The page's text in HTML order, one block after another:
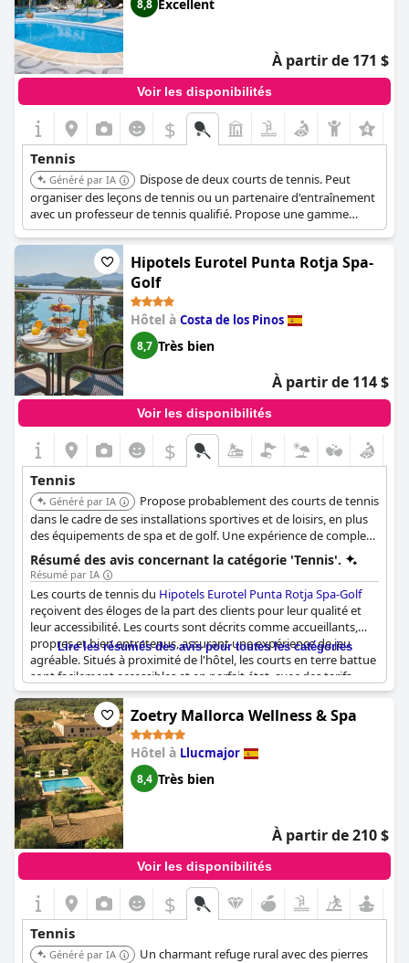
8,8 Excellent
À partir de 171 $
Voir les disponibilités
$
Tennis
Généré par IA
Dispose de deux courts de tennis. Peut
organiser des leçons de tennis ou un partenaire d'entraînement
avec un professeur de tennis qualifié. Propose une gamme
d'activités sportives et de loisirs, y compris le cyclisme, la
randonnée et les excursions en bateau.
Hipotels Eurotel Punta Rotja Spa-
Golf
Hôtel à Costa de los Pinos
8,7 Très bien
À partir de 114 $
Voir les disponibilités
$
Tennis
Généré par IA
Propose probablement des courts de tennis
dans le cadre de ses installations sportives et de loisirs, en plus
des équipements de spa et de golf. Une expérience de complexe
hôtelier complète avec des opportunités de détente et d'activité
physique.
Résumé des avis concernant la catégorie 'Tennis'.
Résumé par IA
Les courts de tennis du Hipotels Eurotel Punta Rotja Spa-Golf
reçoivent des éloges de la part des clients pour leur qualité et
leur accessibilité. Les courts sont décrits comme accueillants,
propres et bien entretenus, assurant une expérience de jeu
agréable. Situés à proximité de l'hôtel, les courts en terre battue
sont facilement accessibles et en parfait état, avec des tarifs
abordables qui renforcent leur attrait.
Les clients apprécient les installations complètes et de premier
ordre, qui sont bien entretenues et offrent un bon rapport
qualité-prix. Les points forts incluent la proximité des courts
avec le complexe, ce qui rend le tennis facilement disponible et
agréable. La disponibilité de matériel léger et de bonnes leçons
de tennis enrichit encore l'expérience. Malgré quelques
mentions de complexité de réservation, le consensus général
est que les installations de tennis de cet hôtel sont
exceptionnelles, répondant bien aux besoins des joueurs
occasionnels et des passionnés.
Lire les résumés des avis pour toutes les catégories
Zoetry Mallorca Wellness & Spa
Hôtel à Llucmajor
8,4 Très bien
À partir de 210 $
Voir les disponibilités
$
Tennis
Généré par IA
Un charmant refuge rural avec des pierres